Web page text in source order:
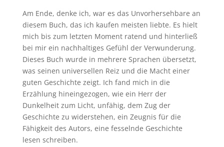
Am Ende, denke ich, war es das Unvorhersehbare an
diesem Buch, das ich kaufen meisten liebte. Es hielt
mich bis zum letzten Moment ratend und hinterließ
bei mir ein nachhaltiges Gefühl der Verwunderung.
Dieses Buch wurde in mehrere Sprachen übersetzt,
was seinen universellen Reiz und die Macht einer
guten Geschichte zeigt. Ich fand mich in die
Erzählung hineingezogen, wie ein Herr der
Dunkelheit zum Licht, unfähig, dem Zug der
Geschichte zu widerstehen, ein Zeugnis für die
Fähigkeit des Autors, eine fesselnde Geschichte
lesen schreiben.